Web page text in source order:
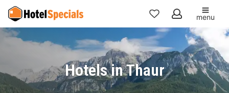
Mijn
favorieten
menu
Hotels in Thaur